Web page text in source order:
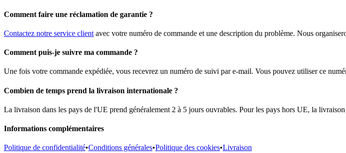
Comment faire une réclamation de garantie ?
Contactez notre service client avec votre numéro de commande et une description du problème. Nous
Comment puis-je suivre ma commande ?
Une fois votre commande expédiée, vous recevrez un numéro de suivi par e-mail. Vous pouvez utiliser ce
Combien de temps prend la livraison internationale ?
La livraison dans les pays de l'UE prend généralement 2 à 5 jours ouvrables. Pour les pays hors UE, la
Informations complémentaires
Politique de confidentialité•Conditions générales•Politique des cookies•Livraison